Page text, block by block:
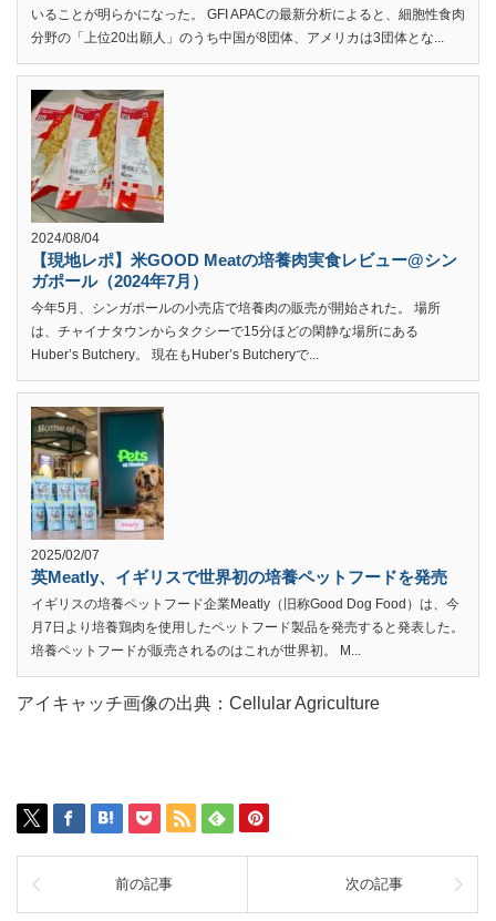
いることが明らかになった。 GFI APACの最新分析によると、細胞性食肉
分野の「上位20出願人」のうち中国が8団体、アメリカは3団体とな...
2024/08/04
【現地レポ】米GOOD Meatの培養肉実食レビュー@シン
ガポール（2024年7月）
今年5月、シンガポールの小売店で培養肉の販売が開始された。 場所
は、チャイナタウンからタクシーで15分ほどの閑静な場所にある
Huber’s Butchery。 現在もHuber’s Butcheryで...
2025/02/07
英Meatly、イギリスで世界初の培養ペットフードを発売
イギリスの培養ペットフード企業Meatly（旧称Good Dog Food）は、今
月7日より培養鶏肉を使用したペットフード製品を発売すると発表した。
培養ペットフードが販売されるのはこれが世界初。 M...
アイキャッチ画像の出典：Cellular Agriculture
前の記事 次の記事